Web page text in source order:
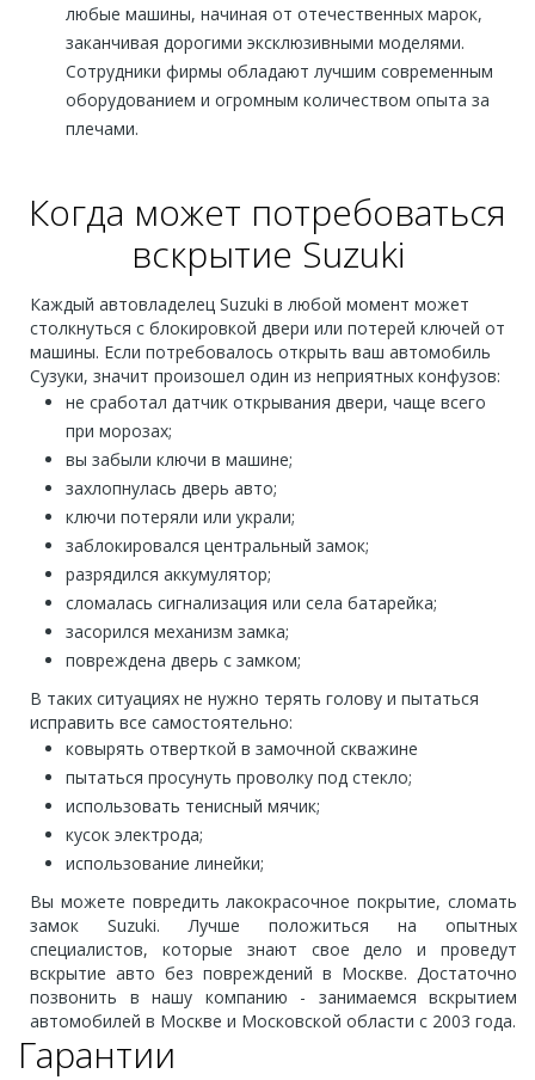
любые машины, начиная от отечественных марок,
заканчивая дорогими эксклюзивными моделями.
Сотрудники фирмы обладают лучшим современным
оборудованием и огромным количеством опыта за
плечами.
Когда может потребоваться
вскрытие Suzuki
Каждый автовладелец Suzuki в любой момент может
столкнуться с блокировкой двери или потерей ключей от
машины. Если потребовалось открыть ваш автомобиль
Сузуки, значит произошел один из неприятных конфузов:
не сработал датчик открывания двери, чаще всего
при морозах;
вы забыли ключи в машине;
захлопнулась дверь авто;
ключи потеряли или украли;
заблокировался центральный замок;
разрядился аккумулятор;
сломалась сигнализация или села батарейка;
засорился механизм замка;
повреждена дверь с замком;
В таких ситуациях не нужно терять голову и пытаться
исправить все самостоятельно:
ковырять отверткой в замочной скважине
пытаться просунуть проволку под стекло;
использовать тенисный мячик;
кусок электрода;
использование линейки;
Вы можете повредить лакокрасочное покрытие, сломать
замок Suzuki. Лучше положиться на опытных
специалистов, которые знают свое дело и проведут
вскрытие авто без повреждений в Москве. Достаточно
позвонить в нашу компанию - занимаемся вскрытием
автомобилей в Москве и Московской области с 2003 года.
Гарантии